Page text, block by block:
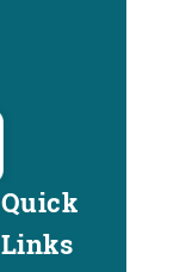
Quick
Links